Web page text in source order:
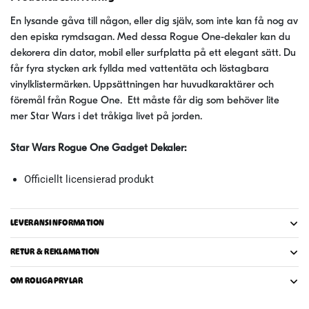
En lysande gåva till någon, eller dig själv, som inte kan få nog av
den episka rymdsagan. Med dessa Rogue One-dekaler kan du
dekorera din dator, mobil eller surfplatta på ett elegant sätt. Du
får fyra stycken ark fyllda med vattentäta och löstagbara
vinylklistermärken. Uppsättningen har huvudkaraktärer och
föremål från Rogue One. Ett måste får dig som behöver lite
mer Star Wars i det tråkiga livet på jorden.
Star Wars Rogue One Gadget Dekaler:
Officiellt licensierad produkt
LEVERANSINFORMATION
RETUR & REKLAMATION
OM ROLIGAPRYLAR